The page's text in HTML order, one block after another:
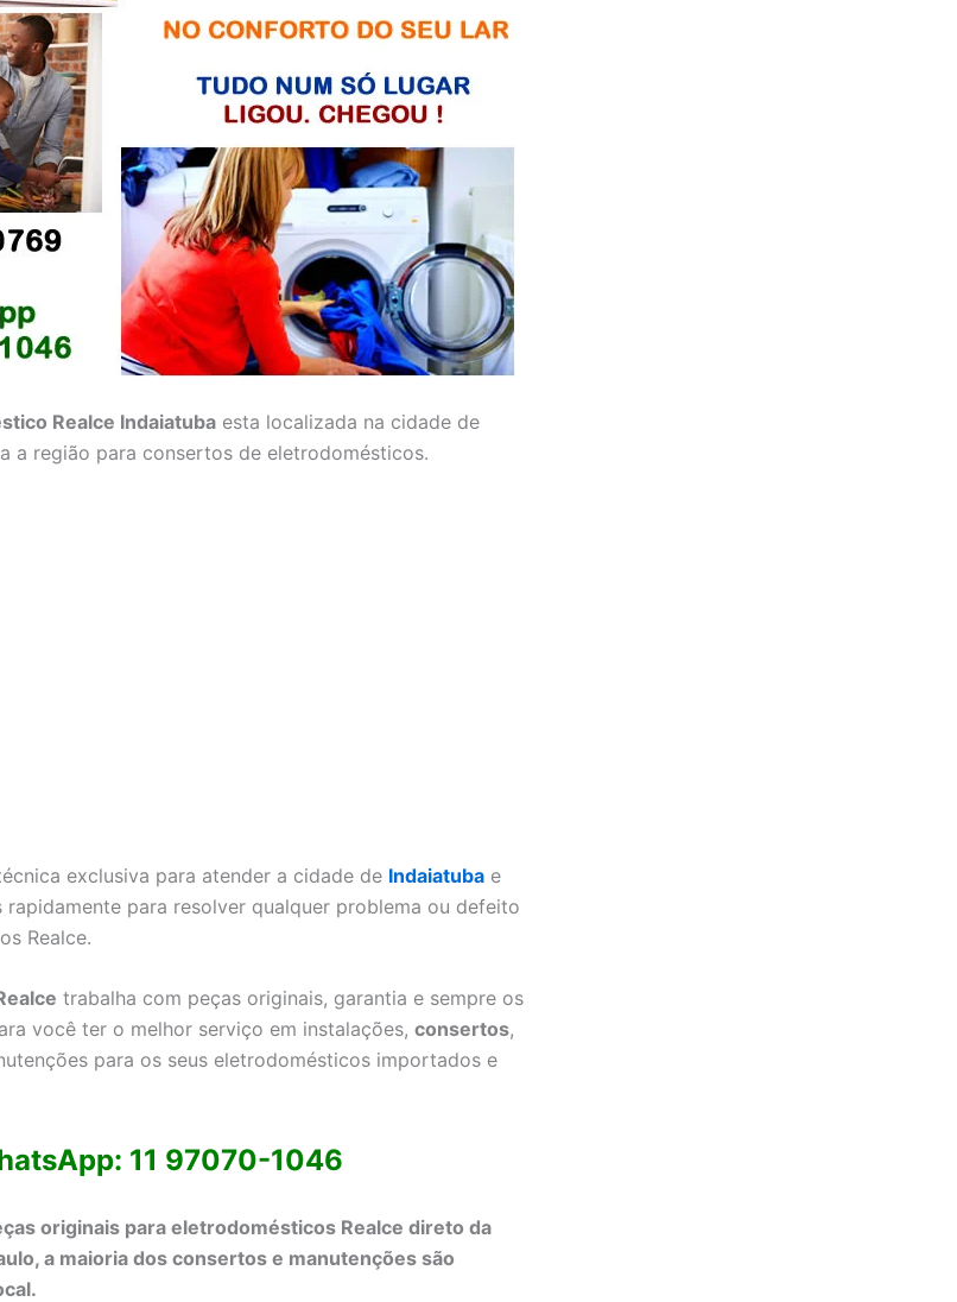
Realce Indaiatuba esta localizada na cidade de
a região para consertos de eletrodomésticos.
exclusiva para atender a cidade de Indaiatuba e
rapidamente para resolver qualquer problema ou defeito
Realce.
trabalha com peças originais, garantia e sempre os
você ter o melhor serviço em instalações, consertos,
para os seus eletrodomésticos importados e
11 97070-1046
originais para eletrodomésticos Realce direto da
a maioria dos consertos e manutenções são